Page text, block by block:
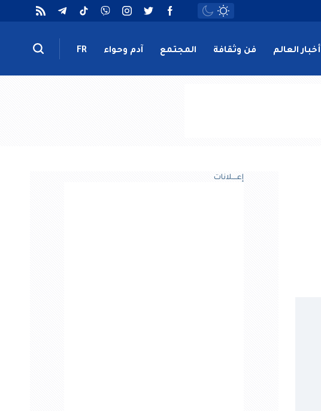
أخبار العالم فن وثقافة المجتمع آدم وحواء FR
إعــــلانات